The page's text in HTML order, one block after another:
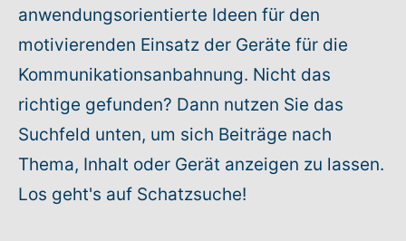
Aktuelles
Kontakt
Leichte Sprache
Hilfe + Kontakt
anwendungsorientierte Ideen für den
motivierenden Einsatz der Geräte für die
Kommunikationsanbahnung. Nicht das
richtige gefunden? Dann nutzen Sie das
Suchfeld unten, um sich Beiträge nach
Thema, Inhalt oder Gerät anzeigen zu lassen.
Los geht's auf Schatzsuche!